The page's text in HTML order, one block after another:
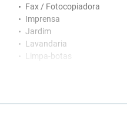
Fax / Fotocopiadora
Imprensa
Jardim
Lavandaria
Limpa-botas
Supermercado no hotel